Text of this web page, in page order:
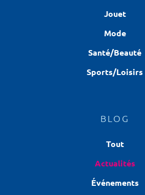
Jouet
Mode
Santé/Beauté
Sports/Loisirs
BLOG
Tout
Actualités
Événements